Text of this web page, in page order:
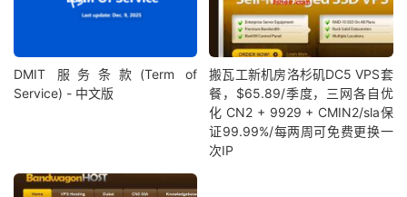
DMIT 服务条款(Term of
Service) - 中文版
搬瓦工新机房洛杉矶DC5 VPS套
餐，$65.89/季度，三网各自优
化 CN2 + 9929 + CMIN2/sla保
证99.99%/每两周可免费更换一
次IP